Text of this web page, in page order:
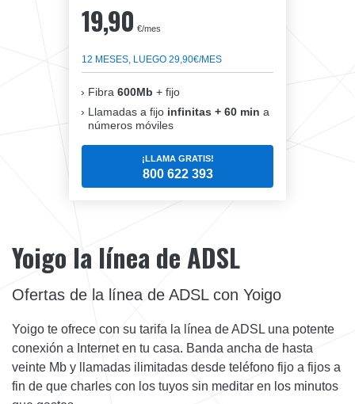
19,90 €/mes
12 MESES, LUEGO 29,90€/MES
Fibra 600Mb + fijo
Llamadas a fijo infinitas + 60 min a
números móviles
¡LLAMA GRATIS!
800 622 393
Yoigo la línea de ADSL
Ofertas de la línea de ADSL con Yoigo
Yoigo te ofrece con su tarifa la línea de ADSL una potente
conexión a Internet en tu casa. Banda ancha de hasta
veinte Mb y llamadas ilimitadas desde teléfono fijo a fijos a
fin de que charles con los tuyos sin meditar en los minutos